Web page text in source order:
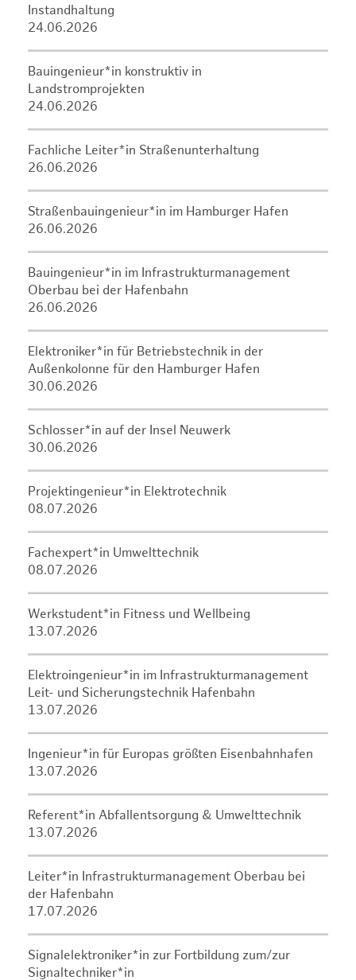
Instandhaltung
24.06.2026
Bauingenieur*in konstruktiv in
Landstromprojekten
24.06.2026
Fachliche Leiter*in Straßenunterhaltung
26.06.2026
Straßenbauingenieur*in im Hamburger Hafen
26.06.2026
Bauingenieur*in im Infrastrukturmanagement
Oberbau bei der Hafenbahn
26.06.2026
Elektroniker*in für Betriebstechnik in der
Außenkolonne für den Hamburger Hafen
30.06.2026
Schlosser*in auf der Insel Neuwerk
30.06.2026
Projektingenieur*in Elektrotechnik
08.07.2026
Fachexpert*in Umwelttechnik
08.07.2026
Werkstudent*in Fitness und Wellbeing
13.07.2026
Elektroingenieur*in im Infrastrukturmanagement
Leit- und Sicherungstechnik Hafenbahn
13.07.2026
Ingenieur*in für Europas größten Eisenbahnhafen
13.07.2026
Referent*in Abfallentsorgung & Umwelttechnik
13.07.2026
Leiter*in Infrastrukturmanagement Oberbau bei
der Hafenbahn
17.07.2026
Signalelektroniker*in zur Fortbildung zum/zur
Signaltechniker*in